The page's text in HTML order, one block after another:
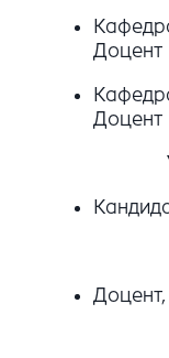
Доцент
Доцент
Доцент,